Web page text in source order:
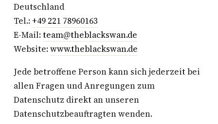
Deutschland
Tel.:+49 221 78960163
E-Mail:team@theblackswan.de
Website:www.theblackswan.de
Jede betroffene Person kann sich jederzeit bei
allen Fragen und Anregungen zum
Datenschutz direkt an unseren
Datenschutzbeauftragten wenden.